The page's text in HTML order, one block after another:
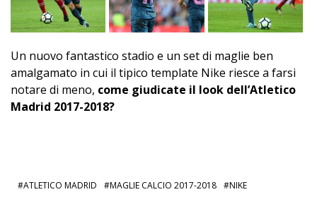
Un nuovo fantastico stadio e un set di maglie ben
amalgamato in cui il tipico template Nike riesce a farsi
notare di meno, come giudicate il look dell’Atletico
Madrid 2017-2018?
ATLETICO MADRID MAGLIE CALCIO 2017-2018 NIKE